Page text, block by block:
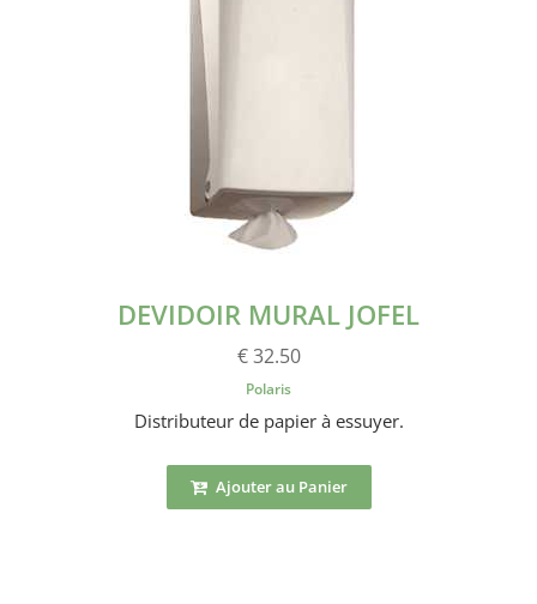
DEVIDOIR MURAL JOFEL
€ 32.50
Polaris
Distributeur de papier à essuyer.
Ajouter au Panier